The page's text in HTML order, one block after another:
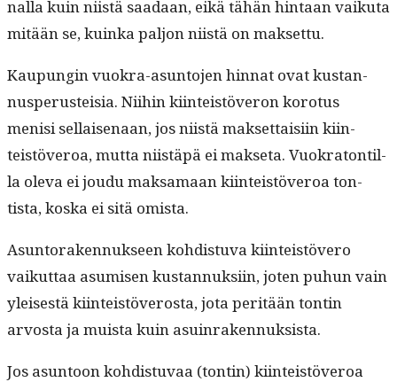
nal­la kuin niistä saadaan, eikä tähän hin­taan vaiku­ta
mitään se, kuin­ka paljon niistä on maksettu.
Kaupun­gin vuokra-asun­to­jen hin­nat ovat kus­tan­
nus­pe­rusteisia. Niihin kiin­teistöveron koro­tus
menisi sel­l­aise­naan, jos niistä mak­set­taisi­in kiin­
teistöveroa, mut­ta niistäpä ei mak­se­ta. Vuokra­ton­til­
la ole­va ei joudu mak­samaan kiin­teistöveroa ton­
tista, kos­ka ei sitä omista.
Asun­toraken­nuk­seen kohdis­tu­va kiin­teistövero
vaikut­taa asumisen kus­tan­nuk­si­in, joten puhun vain
yleis­es­tä kiin­teistöveros­ta, jota per­itään ton­tin
arvos­ta ja muista kuin asuinrakennuksista.
Jos asun­toon kohdis­tu­vaa (ton­tin) kiin­teistöveroa